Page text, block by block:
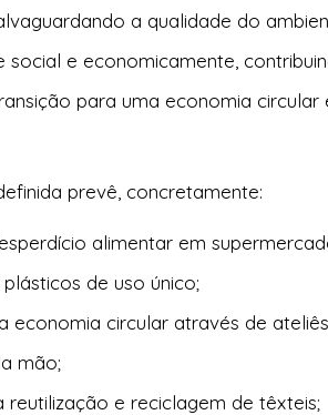
a qualidade do
social e economicamente,
para uma economia
prevê, concretamente:
alimentar em
de uso único;
economia circular através de
mão;
reutilização e reciclagem de têxteis;